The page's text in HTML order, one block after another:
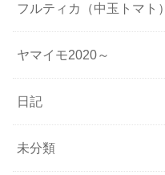
フルティカ（中玉トマト）
ヤマイモ2020～
日記
未分類